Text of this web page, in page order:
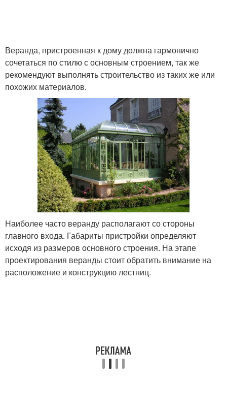
Веранда, пристроенная к дому должна гармонично
сочетаться по стилю с основным строением, так же
рекомендуют выполнять строительство из таких же или
похожих материалов.
Наиболее часто веранду располагают со стороны
главного входа. Габариты пристройки определяют
исходя из размеров основного строения. На этапе
проектирования веранды стоит обратить внимание на
расположение и конструкцию лестниц.